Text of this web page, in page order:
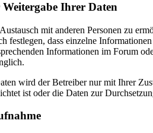
Ihrer Daten
mit anderen Personen zu
festlegen, dass einzelne
Informationen im Forum
wird der Betreiber nur mit Ihrer
ist oder die Daten zur